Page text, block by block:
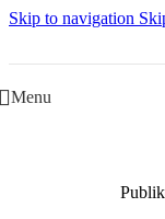
Skip to navigation
Menu